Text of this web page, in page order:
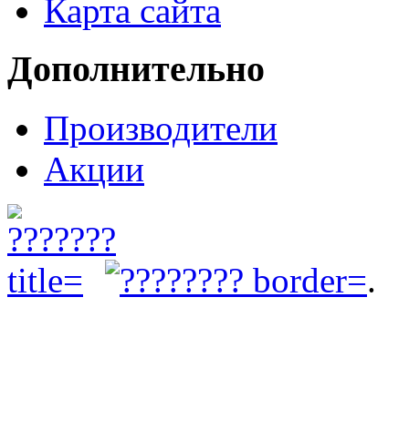
Карта сайта
Дополнительно
Производители
Акции
.